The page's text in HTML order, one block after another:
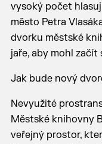
vysoký počet
město Petra
dvorku městské
jaře, aby mohl
Jak bude nový
Nevyužité
Městské knihovny
veřejný prostor,